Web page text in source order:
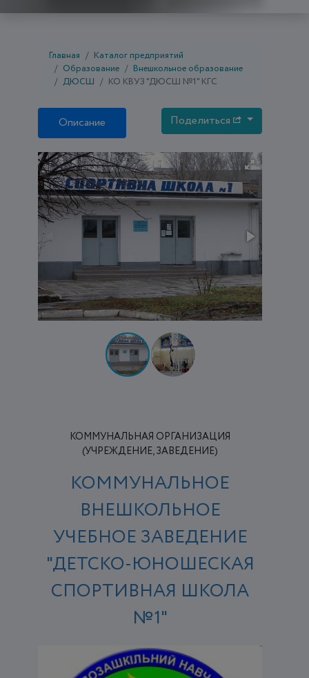
Главная
Каталог предприятий
Образование
Внешкольное образование
ДЮСШ
КО КВУЗ "ДЮСШ №1" КГС
Описание Поделиться
КОММУНАЛЬНАЯ ОРГАНИЗАЦИЯ
(УЧРЕЖДЕНИЕ, ЗАВЕДЕНИЕ)
КОММУНАЛЬНОЕ
ВНЕШКОЛЬНОЕ
УЧЕБНОЕ ЗАВЕДЕНИЕ
"ДЕТСКО-ЮНОШЕСКАЯ
СПОРТИВНАЯ ШКОЛА
№1"